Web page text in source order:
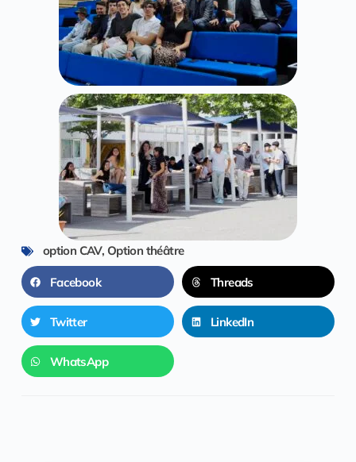
option CAV, Option théâtre
Facebook Threads
Twitter LinkedIn
WhatsApp